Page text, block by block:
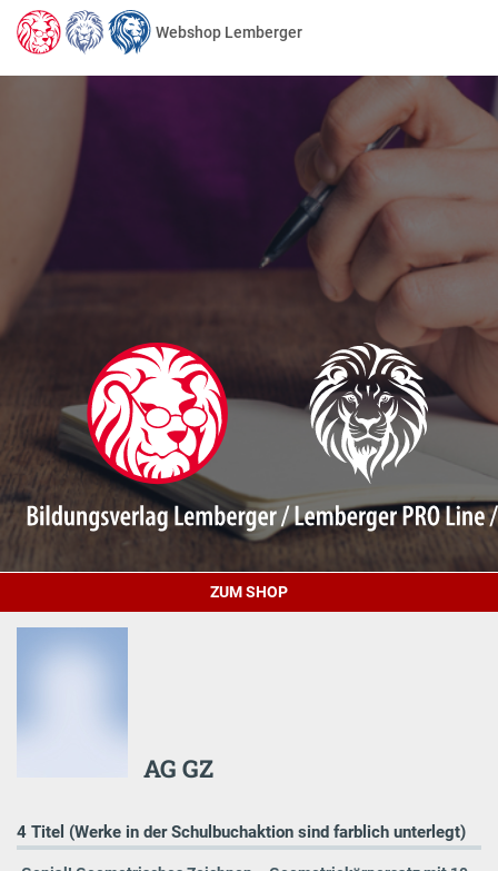
Webshop Lemberger
ZUM SHOP
AG GZ
4 Titel (Werke in der Schulbuchaktion sind farblich unterlegt)